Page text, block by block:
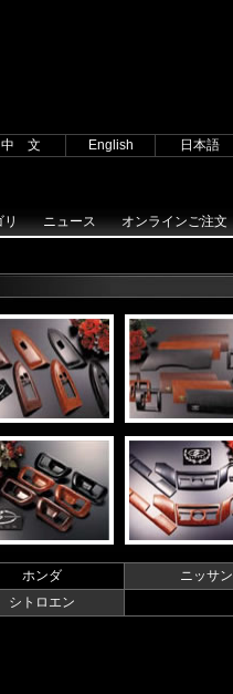
中 文 English 日本語
ニュース オンラインご注文
ホンダ
ニッサン
シトロエン